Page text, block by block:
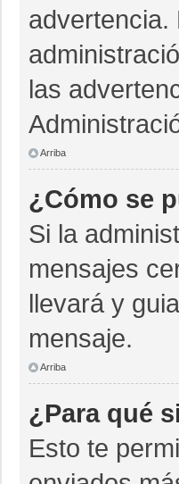
advertencia.
las
Arriba
¿Cómo se
Si la
mensajes
llevará y
mensaje.
Arriba
¿Para qué
Esto te